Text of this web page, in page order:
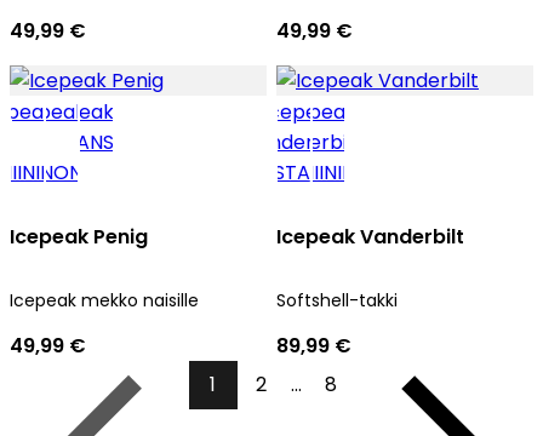
49,99 € 49,99 €
Icepeak Penig
Icepeak mekko naisille
49,99 €
Icepeak Vanderbilt
Softshell-takki
89,99 €
1 2 ... 8